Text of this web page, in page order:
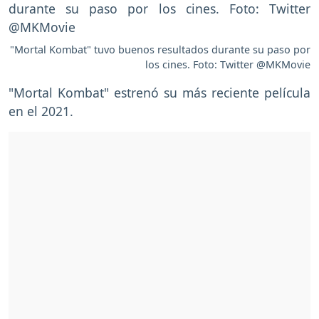
"Mortal Kombat" tuvo buenos resultados durante su paso por
los cines. Foto: Twitter @MKMovie
"Mortal Kombat" estrenó su más reciente película
en el 2021.